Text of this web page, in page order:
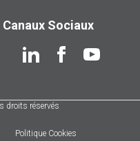
Canaux Sociaux
droits réservés
Politique Cookies